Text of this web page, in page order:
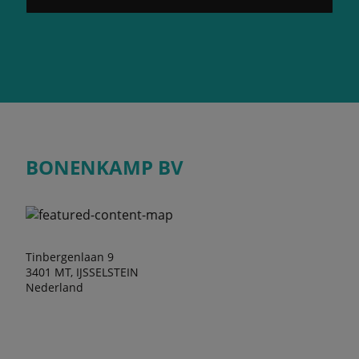
BONENKAMP BV
Tinbergenlaan 9
3401 MT, IJSSELSTEIN
Nederland